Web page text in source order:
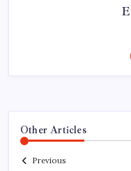
Other Articles
Previous